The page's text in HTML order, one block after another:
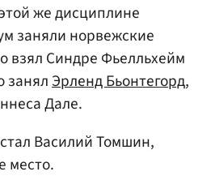
же дисциплине
заняли норвежские
взял Синдре Фьелльхейм
занялЭрленд Бьонтегорд,
Дале.
Василий Томшин,
место.